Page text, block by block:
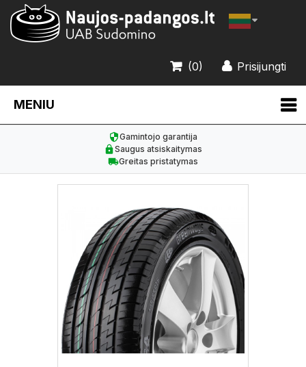
Prisijungti
(0)
MENIU
Gamintojo garantija
Saugus atsiskaitymas
Greitas pristatymas